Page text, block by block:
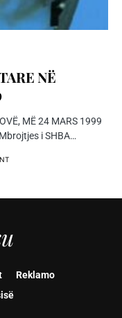
NË
MË 24 MARS 1999
i SHBA…
Reklamo